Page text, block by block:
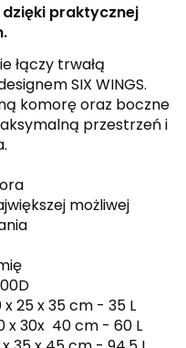
praktycznej
łączy trwałą
SIX WINGS.
komorę oraz boczne
przestrzeń i
możliwej
25 x 35 cm - 35 L
x 30x 40 cm - 60 L